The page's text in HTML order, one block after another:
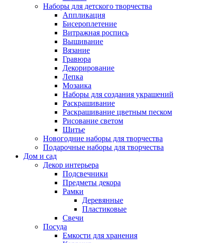
Наборы для детского творчества
Аппликация
Бисероплетение
Витражная роспись
Вышивание
Вязание
Гравюра
Декорирование
Лепка
Мозаика
Наборы для создания украшений
Раскрашивание
Раскрашивание цветным песком
Рисование светом
Шитье
Новогодние наборы для творчества
Подарочные наборы для творчества
Дом и сад
Декор интерьера
Подсвечники
Предметы декора
Рамки
Деревянные
Пластиковые
Свечи
Посуда
Емкости для хранения